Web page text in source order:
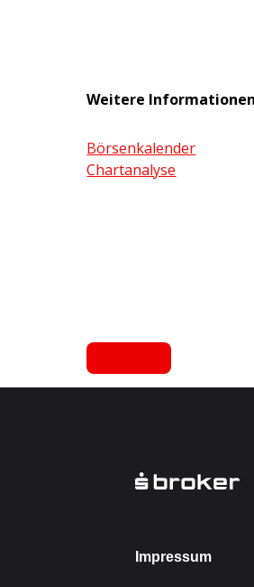
Weitere
Börsenkalender
Chartanalyse